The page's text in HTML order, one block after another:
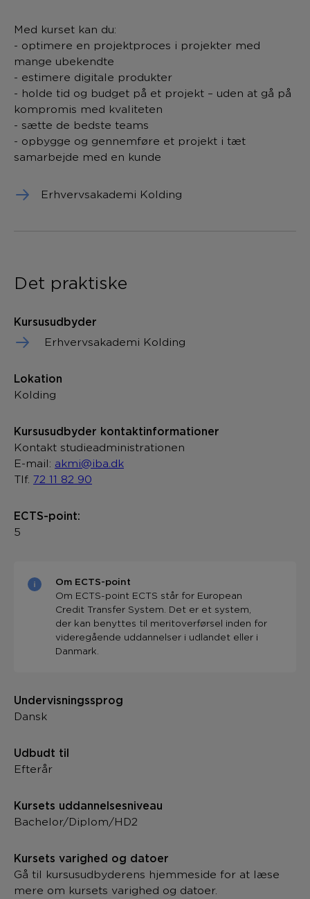
Med kurset kan du:
- optimere en projektproces i projekter med
mange ubekendte
- estimere digitale produkter
- holde tid og budget på et projekt – uden at gå på
kompromis med kvaliteten
- sætte de bedste teams
- opbygge og gennemføre et projekt i tæt
samarbejde med en kunde
Erhvervsakademi Kolding
Det praktiske
Kursusudbyder
Erhvervsakademi Kolding
Lokation
Kolding
Kursusudbyder kontaktinformationer
Kontakt studieadministrationen
E-mail: akmi@iba.dk
Tlf. 72 11 82 90
ECTS-point:
5
Om ECTS-point
Om ECTS-point ECTS står for European
Credit Transfer System. Det er et system,
der kan benyttes til meritoverførsel inden for
videregående uddannelser i udlandet eller i
Danmark.
Undervisningssprog
Dansk
Udbudt til
Efterår
Kursets uddannelsesniveau
Bachelor/Diplom/HD2
Kursets varighed og datoer
Gå til kursusudbyderens hjemmeside for at læse
mere om kursets varighed og datoer.